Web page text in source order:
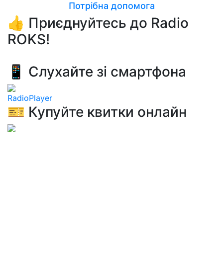
Потрібна допомога
👍 Приєднуйтесь до Radio
ROKS!
📱 Слухайте зі смартфона
RadioPlayer
🎫 Купуйте квитки онлайн